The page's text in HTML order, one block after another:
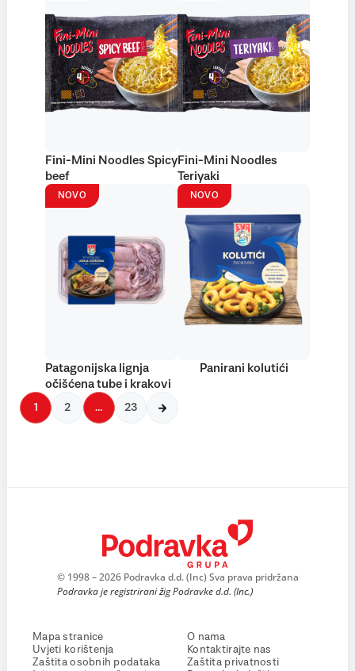
Fini-Mini Noodles Spicy
beef
Fini-Mini Noodles
Teriyaki
NOVO
Patagonijska lignja
očišćena tube i krakovi
NOVO
Panirani kolutići
1 2 … 23
© 1998 – 2026 Podravka d.d. (Inc) Sva prava pridržana
Podravka je registrirani žig Podravke d.d. (Inc.)
Mapa stranice
Uvjeti korištenja
Zaštita osobnih podataka
O nama
Kontaktirajte nas
Zaštita privatnosti